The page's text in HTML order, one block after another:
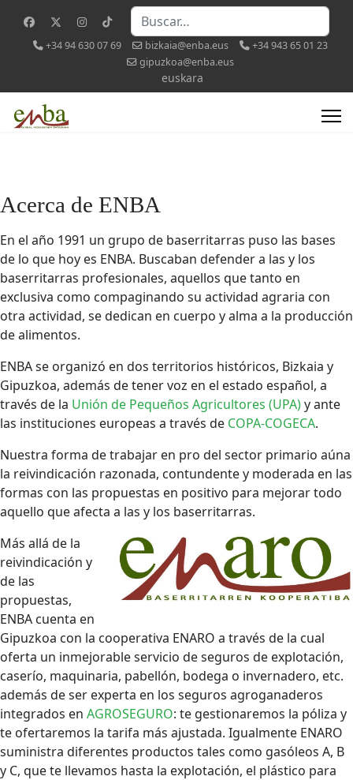
Buscar
+34 94 630 07 69 bizkaia@enba.eus
+34 943 65 01 23
gipuzkoa@enba.eus
Seleccione su idioma
euskara
Acerca de ENBA
En el año 1991 un grupo de baserritarras puso las bases
de lo que hoy es ENBA. Buscaban defender a las y los
baserritarras profesionales, aquellos que tanto en
exclusiva como compaginando su actividad agraria con
otra actividad, se dedican en cuerpo y alma a la producción
de alimentos.
ENBA se organizó en dos territorios históricos, Bizkaia y
Gipuzkoa, además de tener voz en el estado español, a
través de la Unión de Pequeños Agricultores (UPA)y ante
las instituciones europeas a través de COPA-COGECA.
Nuestra forma de trabajar en pro del sector primario aúna
la reivindicación razonada, contundente y moderada en las
formas con las propuestas en positivo para mejorar todo
aquello que afecta a las y los baserritarras.
Más allá de la
reivindicación y
de las
propuestas,
ENBA cuenta en
Gipuzkoa con la cooperativa ENARO a través de la cual
oferta un inmejorable servicio de seguros de explotación,
caserío, maquinaria, pabellón, bodega o invernadero, etc.
además de ser experta en los seguros agroganaderos
integrados en AGROSEGURO: te gestionaremos la póliza y
te ofertaremos la tarifa más ajustada. Igualmente ENARO
suministra diferentes productos tales como gasóleos A, B
y C, que te llevamos hasta la explotación, el plástico para